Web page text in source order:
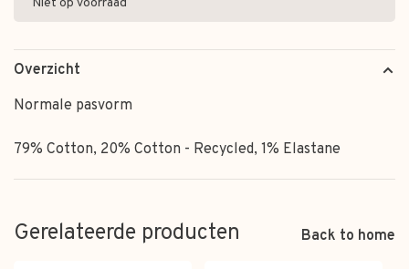
Niet op voorraad
Overzicht
Normale pasvorm
79% Cotton, 20% Cotton - Recycled, 1% Elastane
Gerelateerde producten Back to home